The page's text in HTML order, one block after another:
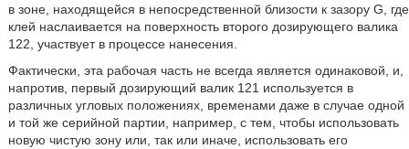
в зоне, находящейся в непосредственной близости к зазору G, где
клей наслаивается на поверхность второго дозирующего валика
122, участвует в процессе нанесения.
Фактически, эта рабочая часть не всегда является одинаковой, и,
напротив, первый дозирующий валик 121 используется в
различных угловых положениях, временами даже в случае одной
и той же серийной партии, например, с тем, чтобы использовать
новую чистую зону или, так или иначе, использовать его